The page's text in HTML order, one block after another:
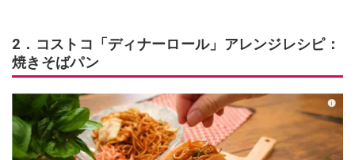
2．コストコ「ディナーロール」アレンジレシピ：
焼きそばパン